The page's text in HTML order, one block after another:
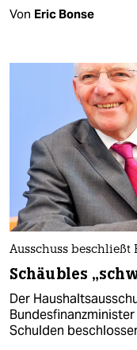
Von Eric Bonse
Ausschuss beschließt
Schäubles
Der
Schulden